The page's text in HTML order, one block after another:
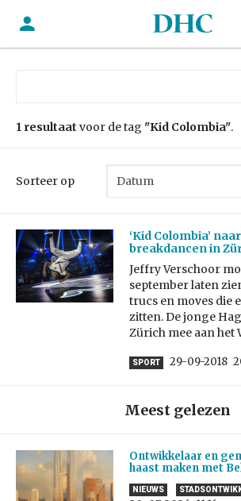
1 resultaat voor de tag "Kid Colombia".
Sorteer op
‘Kid Colombia’
breakdancen in
Jeffry Verschoor
september laten
trucs en moves die
zitten. De jonge
Zürich mee aan het
SPORT 29-09-2018
Meest gelezen
Ontwikkelaar en
haast maken met
NIEUWS